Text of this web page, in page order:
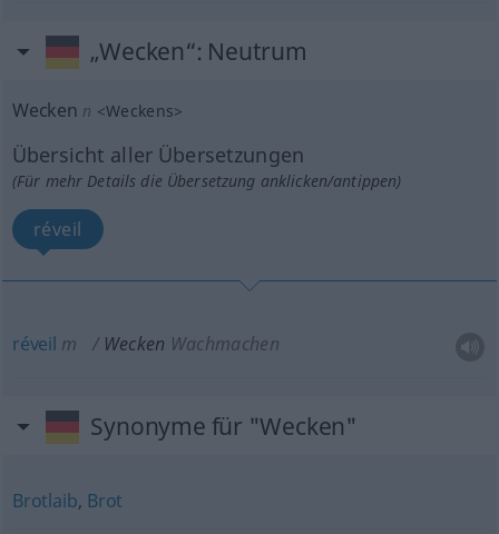
„Wecken“: Neutrum
Wecken n <Weckens>
Übersicht aller Übersetzungen
(Für mehr Details die Übersetzung anklicken/antippen)
réveil
réveil m Wecken Wachmachen
Synonyme für "Wecken"
Brotlaib, Brot